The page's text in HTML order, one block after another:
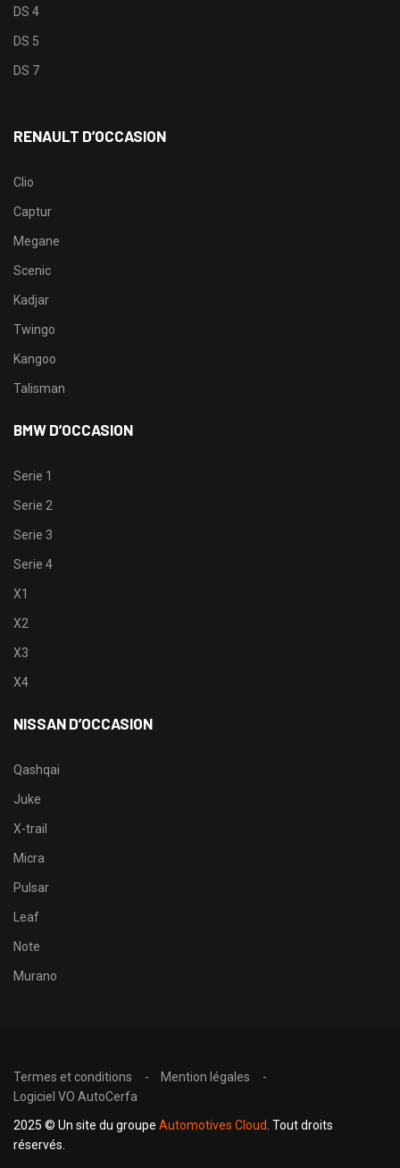
DS 4
DS 5
DS 7
RENAULT D’OCCASION
Clio
Captur
Megane
Scenic
Kadjar
Twingo
Kangoo
Talisman
BMW D’OCCASION
Serie 1
Serie 2
Serie 3
Serie 4
X1
X2
X3
X4
NISSAN D’OCCASION
Qashqai
Juke
X-trail
Micra
Pulsar
Leaf
Note
Murano
Termes et conditions
Mention légales
Logiciel VO AutoCerfa
2025 © Un site du groupe Automotives Cloud . Tout droits
réservés.